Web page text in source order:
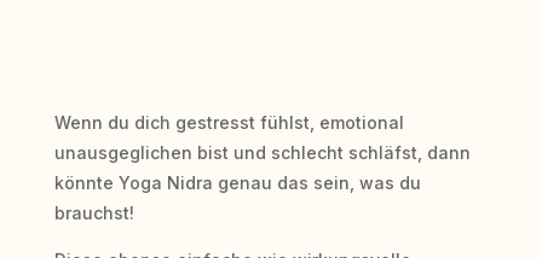
Wenn du dich gestresst fühlst, emotional
unausgeglichen bist und schlecht schläfst, dann
könnte Yoga Nidra genau das sein, was du
brauchst!